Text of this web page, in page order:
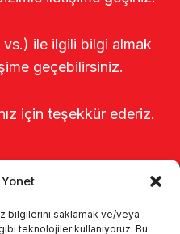
Yönet
bilgilerini saklamak ve/veya
teknolojiler kullanıyoruz. Bu
ile ilgili bilgi almak
geçebilirsiniz.
için teşekkür ederiz.